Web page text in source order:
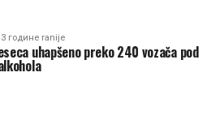
3 године ranije
uhapšeno preko 240 vozača pod